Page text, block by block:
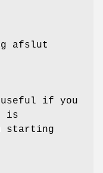
afslut
useful if you
is
starting